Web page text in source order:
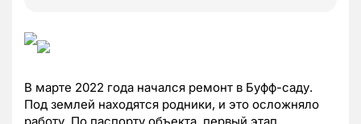
В марте 2022 года начался ремонт в Буфф-саду.
Под землей находятся родники, и это осложняло
работу. По паспорту объекта, первый этап